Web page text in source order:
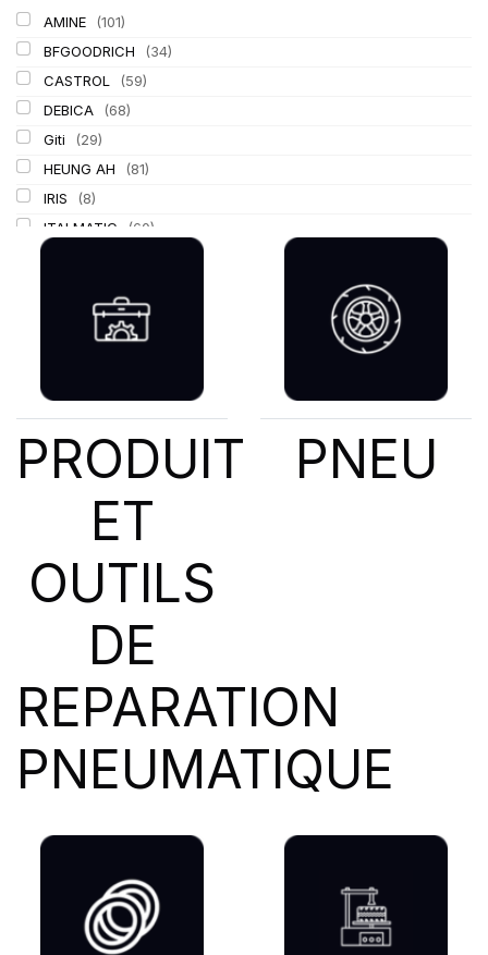
AMINE
(101)
BFGOODRICH
(34)
CASTROL
(59)
DEBICA
(68)
Giti
(29)
HEUNG AH
(81)
IRIS
(8)
ITALMATIC
(60)
LING LONG (152)
MICHELIN (345)
Mondolfo ferro (31)
PROMETEON
(18)
(23)
STICA
PRODUIT
ET
OUTILS
DE
REPARATION
PNEUMATIQUE
PNEU